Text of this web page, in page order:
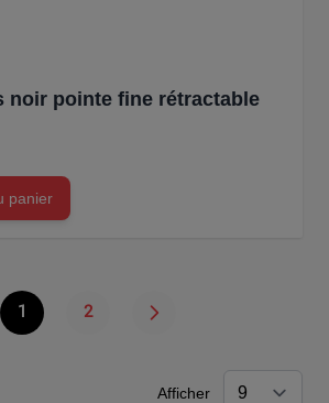
noir pointe fine rétractable
panier
Vous lisez actuellement la page
1 Page
2
Afficher